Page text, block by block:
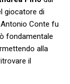
giocatore di
Conte fu​
fondamentale
alla
il